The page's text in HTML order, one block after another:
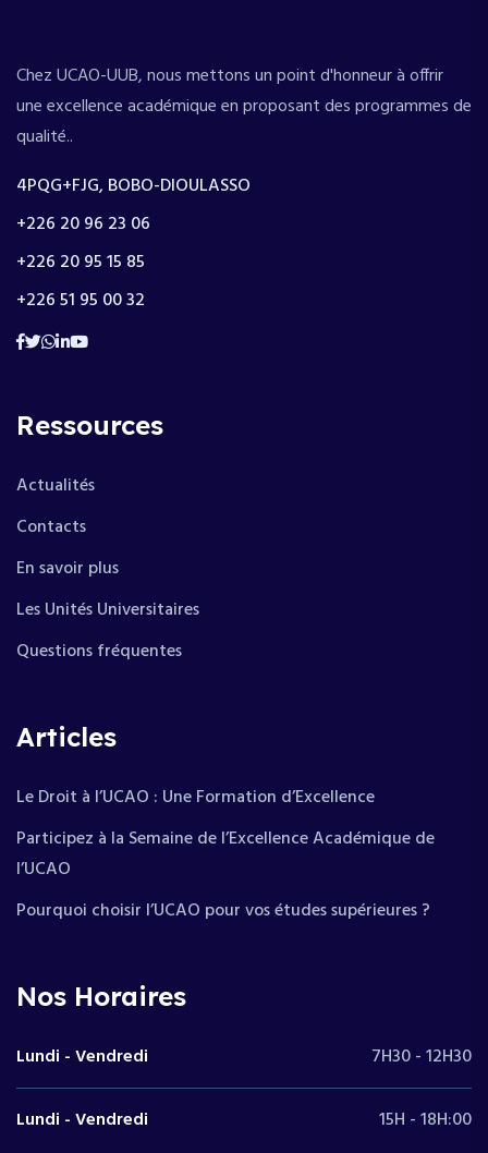
Chez UCAO-UUB, nous mettons un point d'honneur à offrir
une excellence académique en proposant des programmes de
qualité..
4PQG+FJG, BOBO-DIOULASSO
+226 20 96 23 06
+226 20 95 15 85
+226 51 95 00 32
Ressources
Actualités
Contacts
En savoir plus
Les Unités Universitaires
Questions fréquentes
Articles
Le Droit à l’UCAO : Une Formation d’Excellence
Participez à la Semaine de l’Excellence Académique de
l’UCAO
Pourquoi choisir l’UCAO pour vos études supérieures ?
Nos Horaires
Lundi - Vendredi 7H30 - 12H30
Lundi - Vendredi 15H - 18H:00